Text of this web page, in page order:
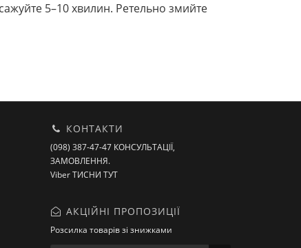
5–10 хвилин. Ретельно змийте
КОНТАКТИ
(098) 387-47-47 КОНСУЛЬТАЦІЇ,
ЗАМОВЛЕННЯ.
Viber ТИСНИ ТУТ
АКЦІЙНІ ПРОПОЗИЦІЇ
Розсилка товарів зі знижками